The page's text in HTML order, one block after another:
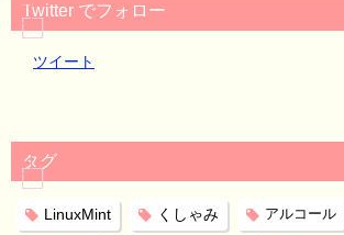
Twitter でフォロー
ツイート
タグ
LinuxMint くしゃみ アルコール